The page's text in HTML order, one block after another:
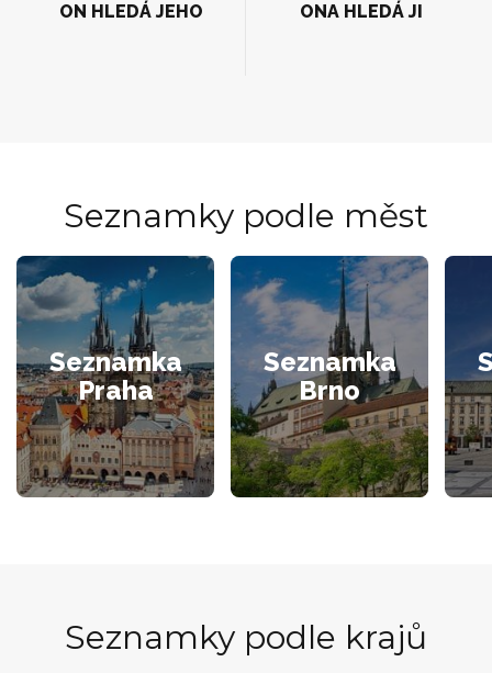
ON HLEDÁ JEHO ONA HLEDÁ JI
Seznamky podle měst
Seznamka
Praha
Seznamka
Brno
Seznamky podle krajů